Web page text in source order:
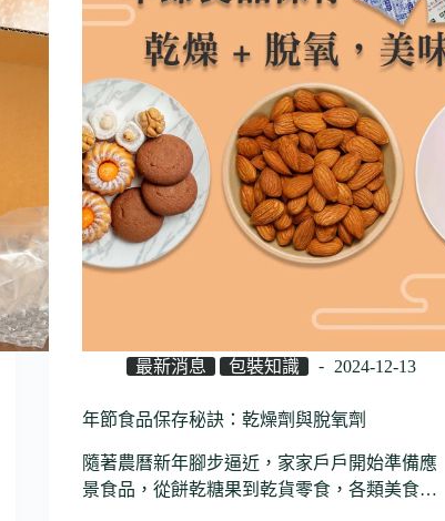
最新消息 包裝知識 2024-12-13
年節食品保存秘訣：乾燥劑與脫氧劑
隨著農曆新年腳步逼近，家家戶戶開始準備應
景食品，從餅乾糖果到乾貨零食，各類美食…